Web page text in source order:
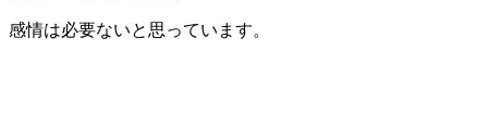
感情は必要ないと思っています。